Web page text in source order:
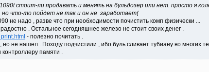
стоит-ли продавать и менять на бульдозер или нет. просто я
но что-то пойдет не так и он не заработает(
не надо , разве что при необходимости почистить комп физически ...
. Остальное сегодняшнее железо не стоит своих денег .
- полезно почитать .
не нашел . Походу подчистили , ибо буль сливает тубиану во многих
памяти .